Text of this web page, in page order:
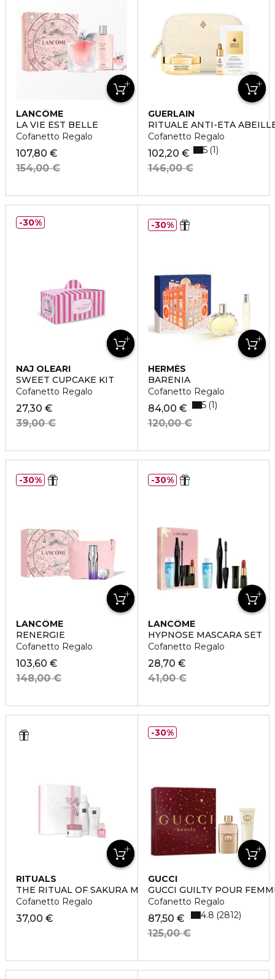
LANCÔME
LA VIE EST BELLE
Cofanetto Regalo
107,80 €
154,00 €
GUERLAIN
RITUALE ANTI-ETÀ
Cofanetto Regalo
102,20 €
146,00 €
5 1
NAJ OLEARI
SWEET CUPCAKE KIT
Cofanetto Regalo
27,30 €
39,00 €
30%
HERMÈS
BARÉNIA
Cofanetto Regalo
84,00 €
120,00 €
5 1
30%
LANCÔME
RENERGIE
Cofanetto Regalo
103,60 €
148,00 €
30%
LANCÔME
HYPNÔSE MASCARA SET
Cofanetto Regalo
28,70 €
41,00 €
30%
RITUALS
THE RITUAL OF SAKURA MEDIUM
Cofanetto Regalo
37,00 €
GUCCI
GUCCI GUILTY POUR
Cofanetto Regalo
87,50 €
125,00 €
4.8 2812
30%